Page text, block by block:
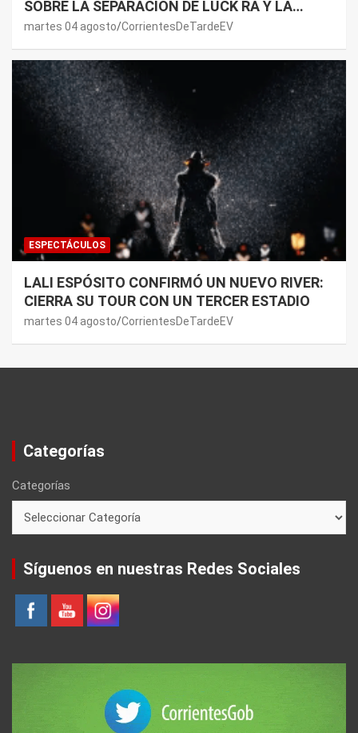
SOBRE LA SEPARACIÓN DE LUCK RA Y LA
JOAQUI: “¿MI VERDAD?”
martes 04 agosto CorrientesDeTardeEV
ESPECTÁCULOS
LALI ESPÓSITO CONFIRMÓ UN NUEVO RIVER:
CIERRA SU TOUR CON UN TERCER ESTADIO
martes 04 agosto CorrientesDeTardeEV
Categorías
Categorías
Síguenos en nuestras Redes Sociales